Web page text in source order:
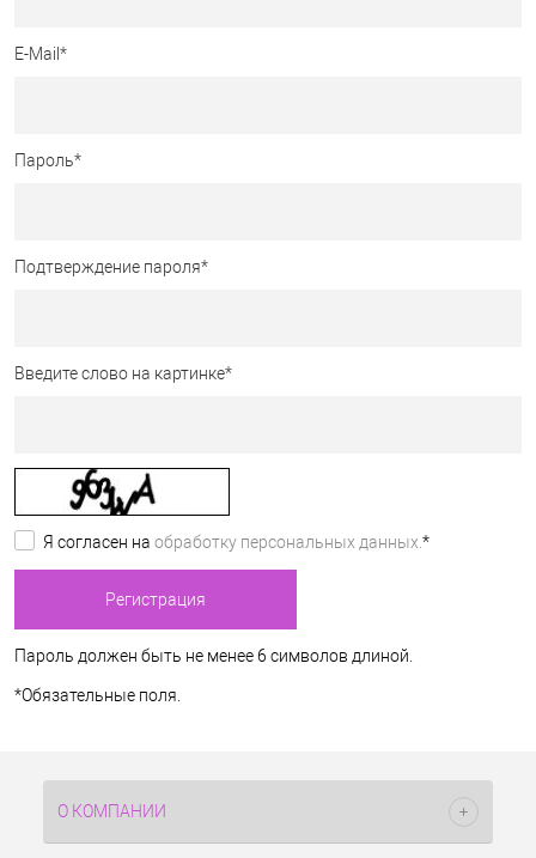
E-Mail *
Пароль*
Подтверждение пароля*
Введите слово на картинке*
Я согласен на обработку персональных данных. *
Пароль должен быть не менее 6 символов длиной.
*Обязательные поля.
О КОМПАНИИ